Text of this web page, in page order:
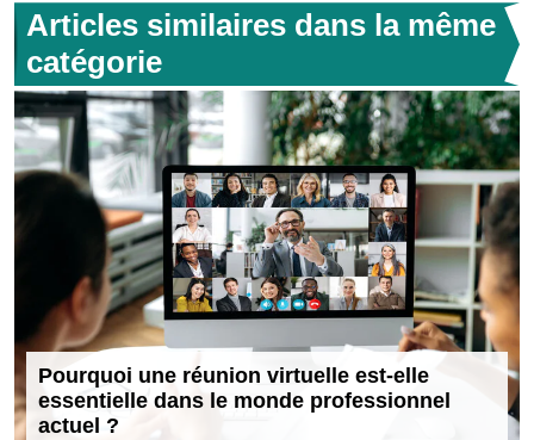
Articles similaires dans la même
catégorie
Pourquoi une réunion virtuelle est-elle
essentielle dans le monde professionnel
actuel ?